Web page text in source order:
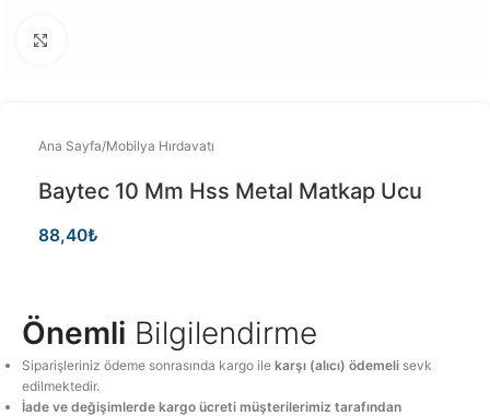
Ana Sayfa/Mobilya Hırdavatı
Baytec 10 Mm Hss Metal Matkap Ucu
88,40₺
Önemli Bilgilendirme
Siparişleriniz ödeme sonrasında kargo ilekarşı (alıcı) ödemeli sevk
edilmektedir.
İade ve değişimlerde kargo ücreti müşterilerimiz tarafından